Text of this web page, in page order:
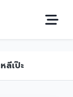
ลีเป๊ะ